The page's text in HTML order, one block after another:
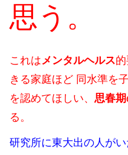
思う。
これは メンタルヘルス
きる家庭ほど 同水準を
を認めてほしい、 思春
る。
研究所に東大出の人が